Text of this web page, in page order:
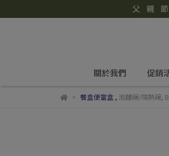
關於我們 促銷
餐盒便當盒, 泡麵碗/隔熱碗,